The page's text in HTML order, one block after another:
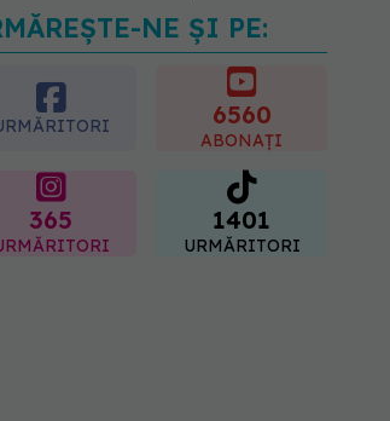
EXCLUSIV De ce unele
paciente cu cancer de col
uterin nu mai ajung la
operație. Dr. Sorin Bogdan
(SANADOR): Intervenția
chirurgicală, doar în situații
06.08.2026, 20:45
NE ȘI PE:
6560
ABONAȚI
365 1401
URMĂRITORI